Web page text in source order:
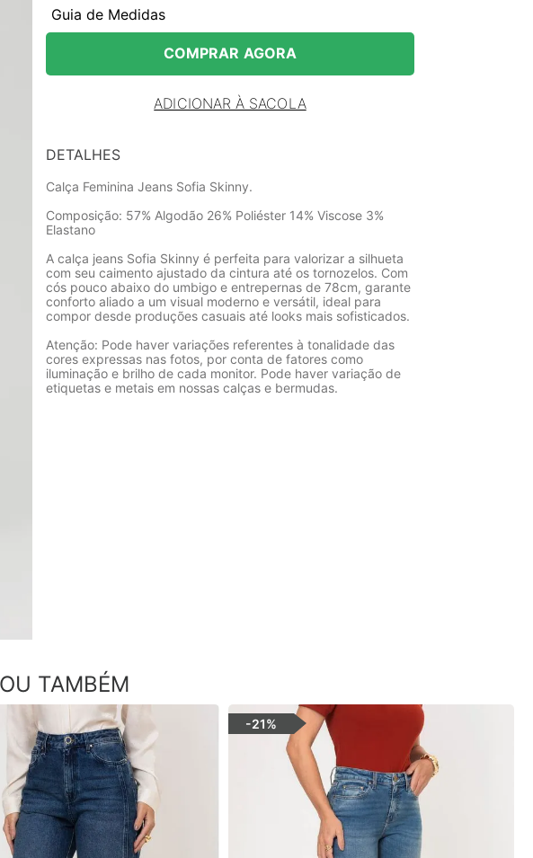
Guia de Medidas
COMPRAR AGORA
ADICIONAR À SACOLA
DETALHES
Calça Feminina Jeans Sofia Skinny.
Composição: 57% Algodão 26% Poliéster 14% Viscose 3%
Elastano
A calça jeans Sofia Skinny é perfeita para valorizar a silhueta
com seu caimento ajustado da cintura até os tornozelos. Com
cós pouco abaixo do umbigo e entrepernas de 78cm, garante
conforto aliado a um visual moderno e versátil, ideal para
compor desde produções casuais até looks mais sofisticados.
Atenção: Pode haver variações referentes à tonalidade das
cores expressas nas fotos, por conta de fatores como
iluminação e brilho de cada monitor. Pode haver variação de
etiquetas e metais em nossas calças e bermudas.
TAMBÉM
-21%